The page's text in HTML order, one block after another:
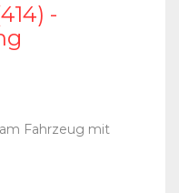
-
Fahrzeug mit